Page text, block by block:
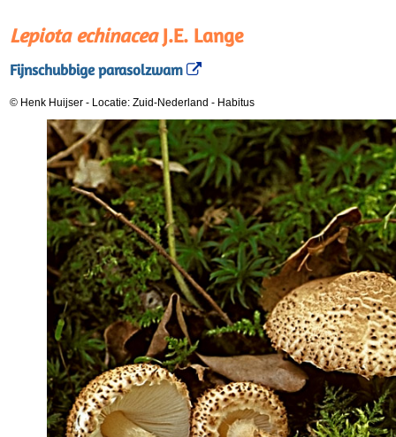
Lepiota echinaceaJ.E. Lange
Fijnschubbige parasolzwam
© Henk Huijser - Locatie: Zuid-Nederland - Habitus